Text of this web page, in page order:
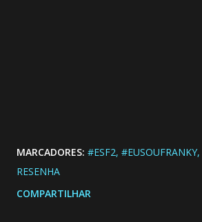
MARCADORES: #ESF2 #EUSOUFRANKY
RESENHA
COMPARTILHAR